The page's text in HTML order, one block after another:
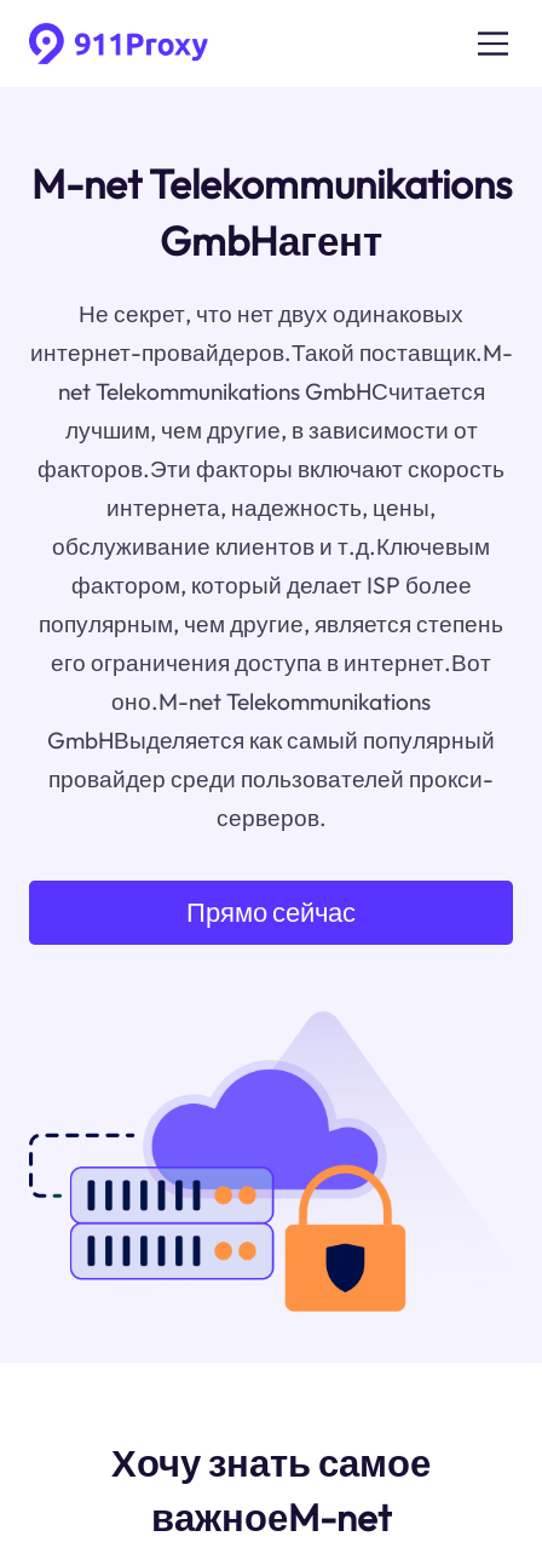
M-net Telekommunikations
GmbHагент
Не секрет, что нет двух одинаковых
интернет-провайдеров.Такой поставщик.M-
net Telekommunikations GmbHСчитается
лучшим, чем другие, в зависимости от
факторов.Эти факторы включают скорость
интернета, надежность, цены,
обслуживание клиентов и т.д.Ключевым
фактором, который делает ISP более
популярным, чем другие, является степень
его ограничения доступа в интернет.Вот
оно.M-net Telekommunikations
GmbHВыделяется как самый популярный
провайдер среди пользователей прокси-
серверов.
Прямо сейчас
Хочу знать самое
важноеM-net